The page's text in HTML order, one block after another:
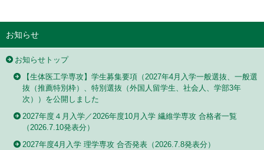
お知らせ
お知らせトップ
【生体医工学専攻】学生募集要項（2027年4月入学一般選抜、一般選
抜（推薦特別枠）、特別選抜（外国人留学生、社会人、学部3年
次））を公開しました
2027年度４月入学／2026年度10月入学 繊維学専攻 合格者一覧
（2026.7.10発表分）
2027年度4月入学 理学専攻 合否発表（2026.7.8発表分）